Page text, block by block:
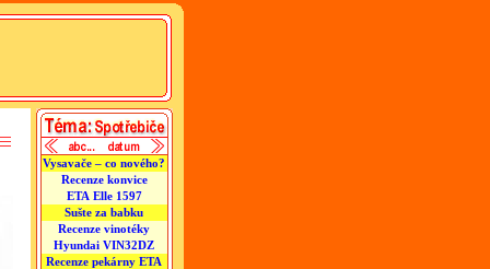
Vysavače – co nového?
Recenze konvice
ETA Elle 1597
Sušte za babku
Recenze vinotéky
Hyundai VIN32DZ
Recenze pekárny ETA